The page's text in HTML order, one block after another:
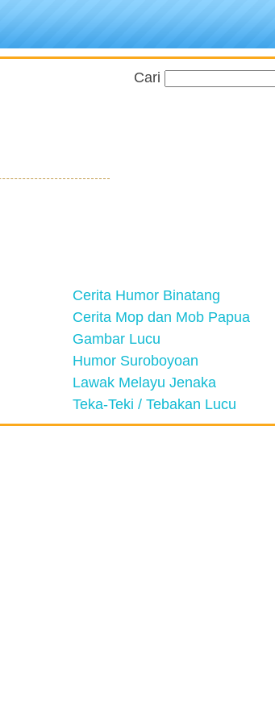
Cari
Cerita Humor Binatang
Cerita Mop dan Mob Papua
Gambar Lucu
Humor Suroboyoan
Lawak Melayu Jenaka
Teka-Teki / Tebakan Lucu